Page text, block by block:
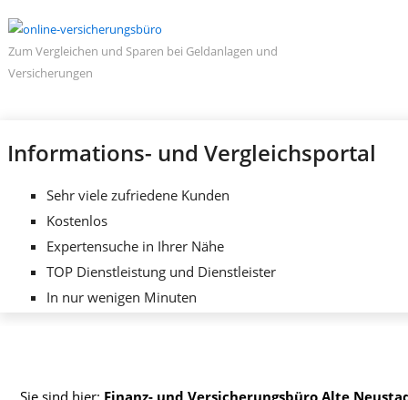
Zum Vergleichen und Sparen bei Geldanlagen und
Versicherungen
Informations- und Vergleichsportal
Sehr viele zufriedene Kunden
Kostenlos
Expertensuche in Ihrer Nähe
TOP Dienstleistung und Dienstleister
In nur wenigen Minuten
Sie sind hier: Finanz- und Versicherungsbüro Alte